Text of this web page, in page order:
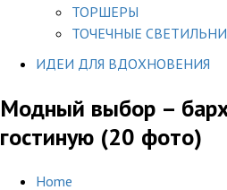
ТОРШЕРЫ
ТОЧЕЧНЫЕ
ИДЕИ ДЛЯ ВДОХНОВЕНИЯ
Модный выбор –
гостиную (20 фото)
Home